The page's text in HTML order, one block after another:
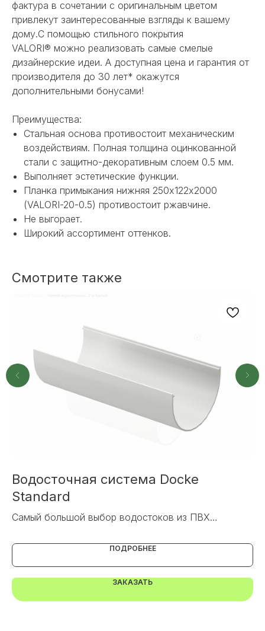
фактура в сочетании с оригинальным цветом
привлекут заинтересованные взгляды к вашему
дому.С помощью стильного покрытия
VALORI® можно реализовать самые смелые
дизайнерские идеи. А доступная цена и гарантия от
производителя до 30 лет* окажутся
дополнительными бонусами!
Преимущества:
Стальная основа противостоит механическим
воздействиям. Полная толщина оцинкованной
стали с защитно-декоративным слоем 0.5 мм.
Выполняет эстетические функции.
Планка примыкания нижняя 250х122х2000
(VALORI-20-0.5) противостоит ржавчине.
Не выгорает.
Широкий ассортимент оттенков.
Смотрите также
Водосточная система Docke
Standard
Самый большой выбор водостоков из ПВХ
ПОДРОБНЕЕ
ЗАКАЗАТЬ
НЕ НАШЛИ НУЖНОЕ
Или напишите нам напрямую
индивидуального подбора.